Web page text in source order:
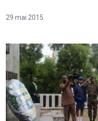
29 mai 2015